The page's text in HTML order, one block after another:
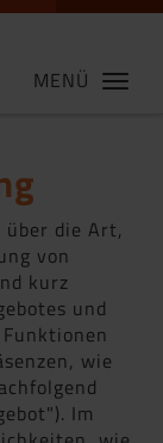
MENÜ
die Art,
von
kurz
und
wie
Im